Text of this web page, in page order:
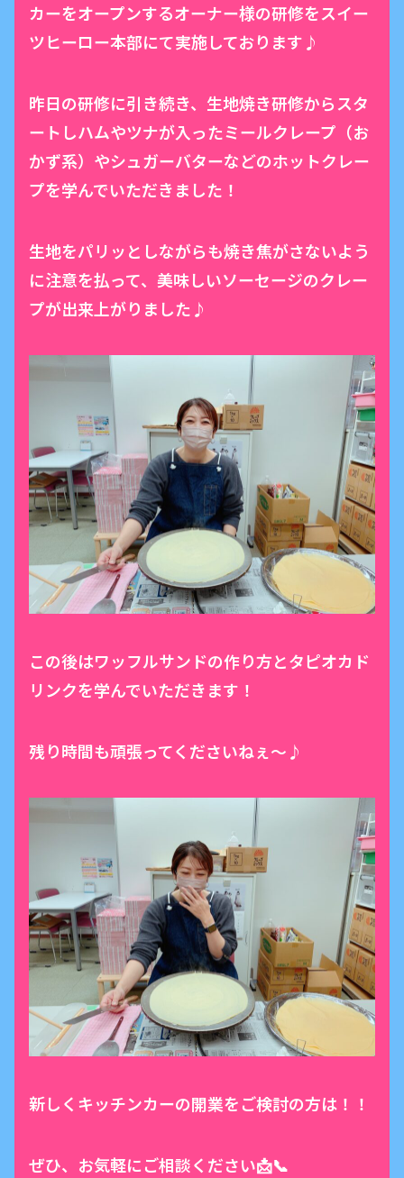
カーをオープンするオーナー様の研修をスイー
ツヒーロー本部にて実施しております♪
昨日の研修に引き続き、生地焼き研修からスタ
ートしハムやツナが入ったミールクレープ（お
かず系）やシュガーバターなどのホットクレー
プを学んでいただきました！
生地をパリッとしながらも焼き焦がさないよう
に注意を払って、美味しいソーセージのクレー
プが出来上がりました♪
この後はワッフルサンドの作り方とタピオカド
リンクを学んでいただきます！
残り時間も頑張ってくださいねぇ〜♪
新しくキッチンカーの開業をご検討の方は！！
ぜひ、お気軽にご相談ください📩📞